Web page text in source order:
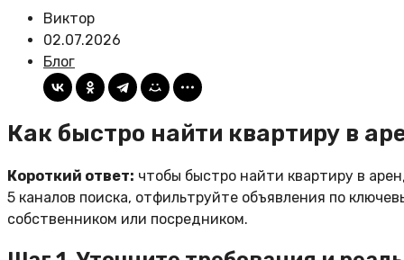
Виктор
02.07.2026
Блог
Как быстро найти квартиру в
Короткий ответ: чтобы быстро найти квартиру в
5 каналов поиска, отфильтруйте объявления по
собственником или посредником.